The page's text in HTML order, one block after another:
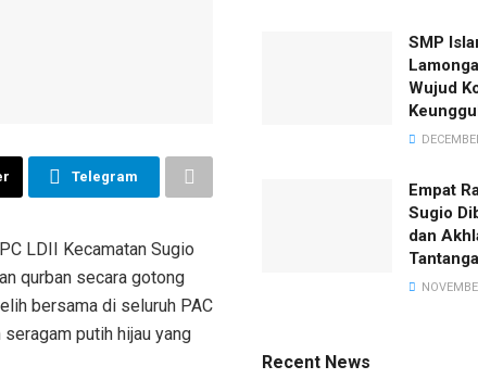
Telegram
LDII Kecamatan Sugio
qurban secara gotong
bersama di seluruh PAC
putih hijau yang
SMP
Wujud
Empat
Sugio
dan
Recent News